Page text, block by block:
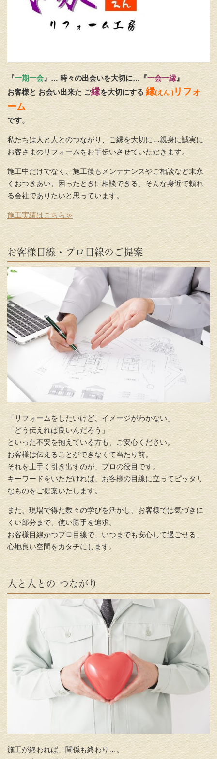
『一期一会』… 時々の出会いを大切に…『一会一縁 』
お客様と お会い出来た ご縁を大切にする縁(えん )リフォ
ーム
です。
私たちは人と人とのつながり、ご縁を大切に…親身に誠実に
お客さまのリフォームをお手伝いさせていただきます。
施工中だけでなく、施工後もメンテナンスやご相談など末永
くおつきあい。困ったときに相談できる、そんな身近で頼れ
る会社でありたいと思っています。
施工実績はこちら≫
お客様目線・プロ目線のご提案
「リフォームをしたいけど、イメージがわかない」
「どう伝えれば良いんだろう」
といった不安を抱えている方も、ご安心ください。
お客様は伝えることができなくて当たり前。
それを上手く引き出すのが、プロの役目です。
キーワードをいただければ、お客様の目線に立ってピッタリ
なものをご提案いたします。
また、現場で得た数々の学びを活かし、お客様では気づきに
くい部分まで、使い勝手を追求。
お客様目線かつプロ目線で、いつまでも安心して過ごせる、
心地良い空間をカタチにします。
人と人との つながり
施工が終われば、関係も終わり…。